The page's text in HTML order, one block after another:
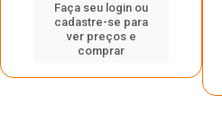
Faça seu login ou
cadastre-se para
ver preços e
comprar